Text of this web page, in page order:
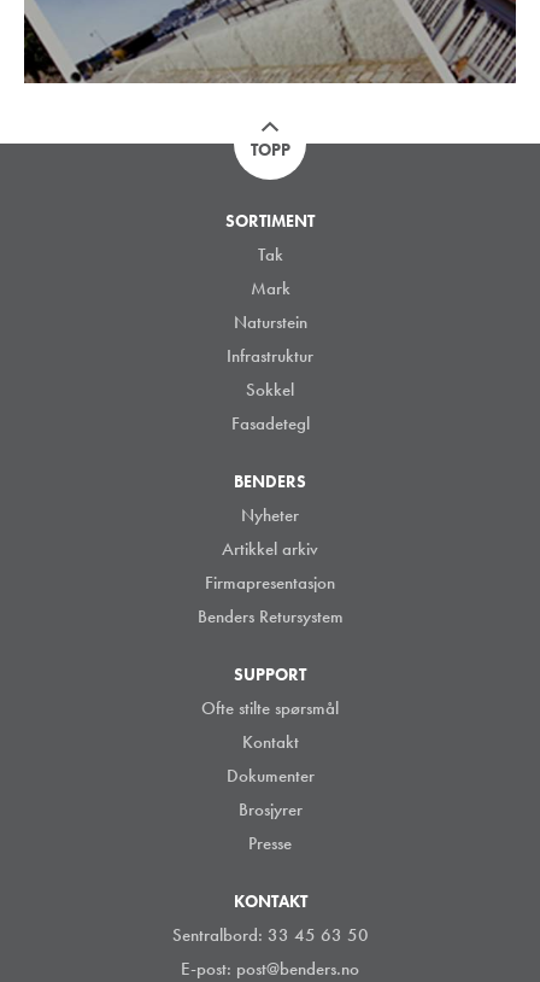
TOPP
SORTIMENT
Tak
Mark
Naturstein
Infrastruktur
Sokkel
Fasadetegl
BENDERS
Nyheter
Artikkel arkiv
Firmapresentasjon
Benders Retursystem
SUPPORT
Ofte stilte spørsmål
Kontakt
Dokumenter
Brosjyrer
Presse
KONTAKT
Sentralbord: 33 45 63 50
E-post: post@benders.no